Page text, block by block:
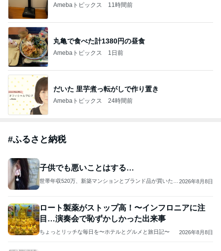
Amebaトピックス 11時間前
丸亀で食べた計1380円の昼食
Amebaトピックス 1日前
だいた 里芋煮っ転がしで作り置き
Amebaトピックス 24時間前
#ふるさと納税
子供でも悪いことはする…
世帯年収520万、新築マンションとブランド品が買いたい 2026年8月8日
ロート製薬がストップ高！〜インフロニアに注
目…演奏会で恥ずかしかった出来事
ちょっとリッチな毎日を〜ホテルとグルメと旅日記〜 2026年8月8日